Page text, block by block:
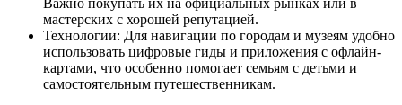
мастерских с хорошей репутацией.
Технологии: Для навигации по городам и музеям удобно
использовать цифровые гиды и приложения с офлайн-
картами, что особенно помогает семьям с детьми и
самостоятельным путешественникам.